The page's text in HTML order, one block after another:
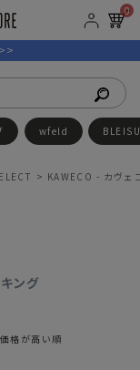
0
wfeld
KAWECO - カヴェ
ング
価格が高い順